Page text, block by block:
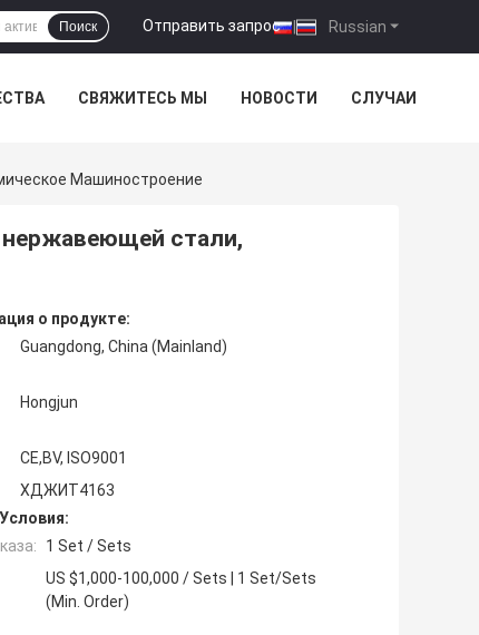
Russian
Отправить запрос |
Поиск
СВЯЖИТЕСЬ МЫ НОВОСТИ СЛУЧАИ
Машиностроение
нержавеющей стали,
о продукте:
Guangdong, China (Mainland)
Hongjun
CE,BV, ISO9001
ХДЖИТ4163
1 Set / Sets
US $1,000-100,000 / Sets | 1 Set/Sets
(Min. Order)